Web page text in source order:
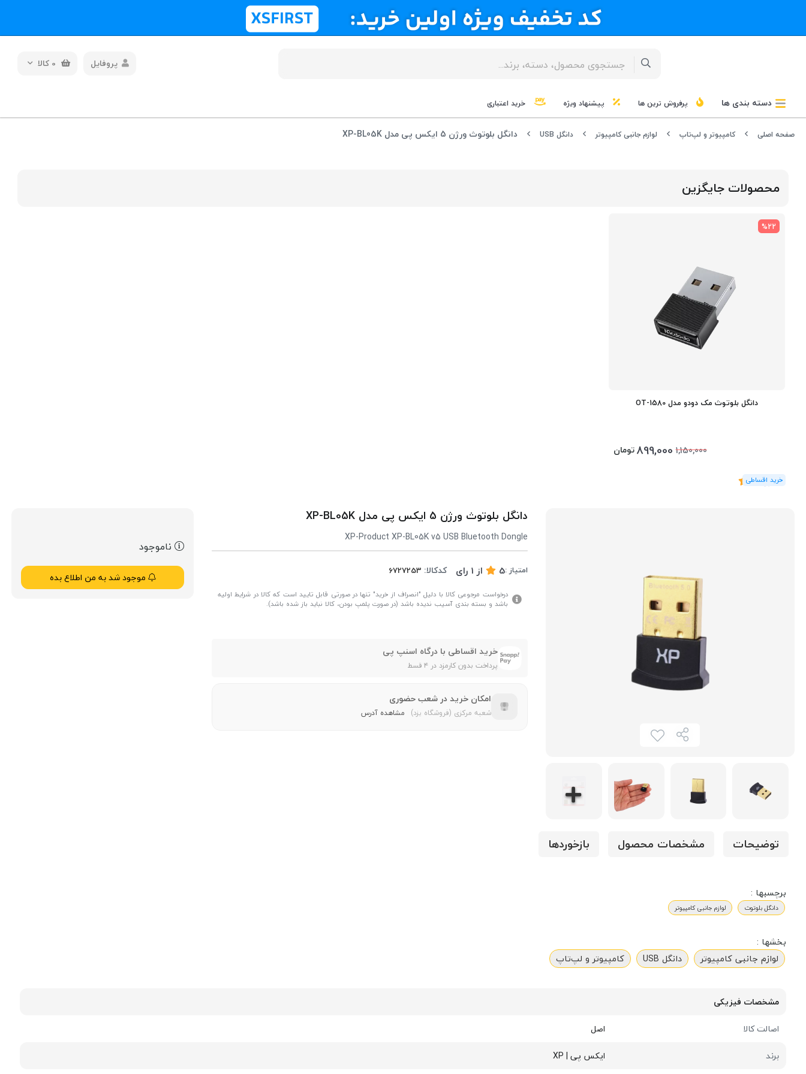
0 کالا پروفایل
دسته بندی ها پرفروش ترین ها پیشنهاد ویژه خرید اعتباری
صفحه اصلی کامپیوتر و لپ‌تاپ لوازم جانبی کامپیوتر دانگل USB دانگل بلوتوث ورژن 5 ایکس پی مدل XP-BL05K
محصولات جایگزین
%22
دانگل بلوتوث مک دودو مدل OT-1580
1,150,000
899,000تومان
(2 رای)
5
دانگل بلوتوث ورژن 5 ایکس پی مدل XP-BL05K
XP-Product XP-BL05K v5 USB Bluetooth Dongle
امتیاز :5 از 1 رای کدکالا:
درخواست مرجوعی کالا با دلیل "انصراف از خرید" تنها در صورتی قابل تایید است که کالا در شرایط اولیه
باشد و بسته بندی آسیب ندیده باشد (در صورت پلمپ بودن، کالا نباید باز شده باشد).
خرید اقساطی با درگاه اسنپ پی
پرداخت بدون کارمزد در ۴ قسط
امکان خرید در شعب حضوری
شعبه مرکزی (فروشگاه یزد) مشاهده آدرس
ناموجود
موجود شد به من اطلاع بده
توضیحات مشخصات محصول بازخوردها
برچسبها :
دانگل بلوتوث لوازم جانبی کامپیوتر
بخشها :
لوازم جانبی کامپیوتر
دانگل USB کامپیوتر و لپ‌تاپ
مشخصات فیزیکی
اصالت کالا
اصل
برند
ایکس پی | XP